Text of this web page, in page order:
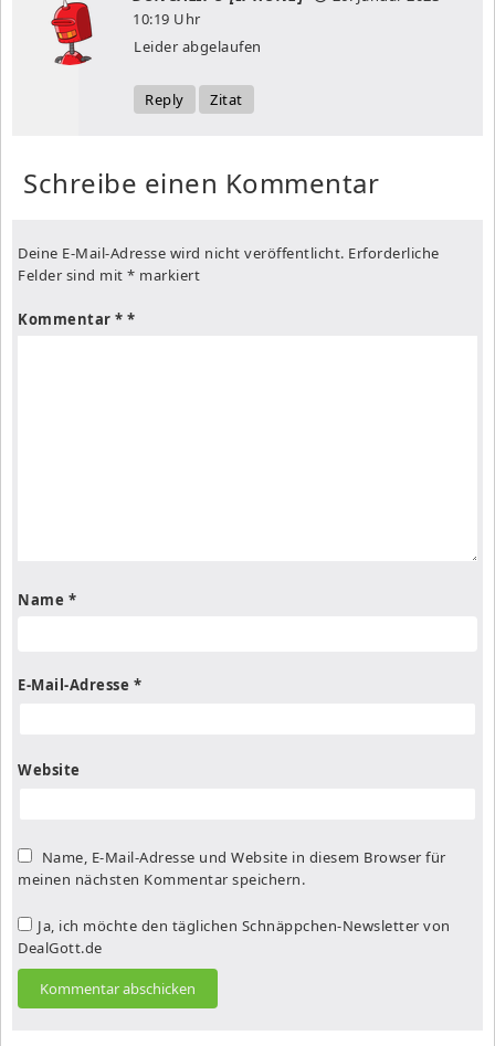
10:19 Uhr
Leider abgelaufen
Reply Zitat
Schreibe einen Kommentar
Deine E-Mail-Adresse wird nicht veröffentlicht. Erforderliche
Felder sind mit * markiert
Kommentar *
Name *
E-Mail-Adresse *
Website
Name, E-Mail-Adresse und Website in diesem Browser für
meinen nächsten Kommentar speichern.
Ja, ich möchte den täglichen Schnäppchen-Newsletter von
DealGott.de